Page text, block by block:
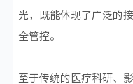
光，既能体现了广泛的
全管控。
至于传统的医疗科研、